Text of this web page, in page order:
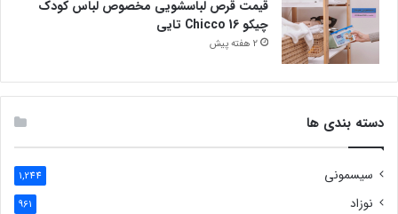
قیمت قرص لباسشویی مخصوص لباس کودک
چیکو Chicco 16 تایی
2 هفته پیش
دسته بندی ها
سیسمونی 1,244
نوزاد 961